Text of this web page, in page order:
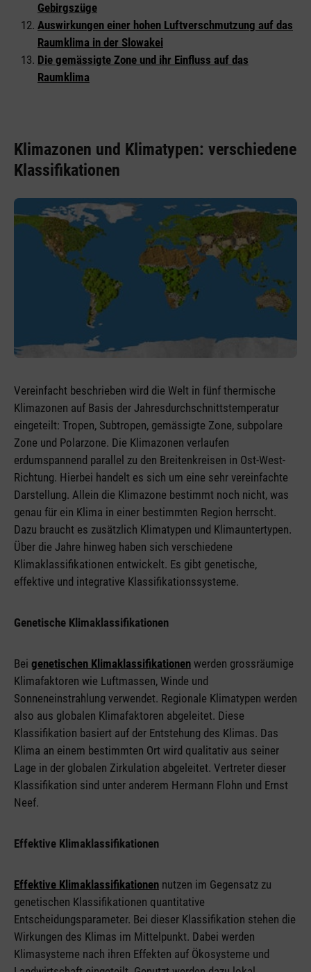
Gebirgszüge
Auswirkungen einer hohen Luftverschmutzung auf das
Raumklima in der Slowakei
Die gemässigte Zone und ihr Einfluss auf das
Raumklima
Klimazonen und Klimatypen: verschiedene
Klassifikationen
Vereinfacht beschrieben wird die Welt in fünf thermische
Klimazonen auf Basis der Jahresdurchschnittstemperatur
eingeteilt: Tropen, Subtropen, gemässigte Zone, subpolare
Zone und Polarzone. Die Klimazonen verlaufen
erdumspannend parallel zu den Breitenkreisen in Ost-West-
Richtung. Hierbei handelt es sich um eine sehr vereinfachte
Darstellung. Allein die Klimazone bestimmt noch nicht, was
genau für ein Klima in einer bestimmten Region herrscht.
Dazu braucht es zusätzlich Klimatypen und Klimauntertypen.
Über die Jahre hinweg haben sich verschiedene
Klimaklassifikationen entwickelt. Es gibt genetische,
effektive und integrative Klassifikationssysteme.
Genetische Klimaklassifikationen
Bei genetischen Klimaklassifikationen werden grossräumige
Klimafaktoren wie Luftmassen, Winde und
Sonneneinstrahlung verwendet. Regionale Klimatypen werden
also aus globalen Klimafaktoren abgeleitet. Diese
Klassifikation basiert auf der Entstehung des Klimas. Das
Klima an einem bestimmten Ort wird qualitativ aus seiner
Lage in der globalen Zirkulation abgeleitet. Vertreter dieser
Klassifikation sind unter anderem Hermann Flohn und Ernst
Neef.
Effektive Klimaklassifikationen
Effektive Klimaklassifikationen nutzen im Gegensatz zu
genetischen Klassifikationen quantitative
Entscheidungsparameter. Bei dieser Klassifikation stehen die
Wirkungen des Klimas im Mittelpunkt. Dabei werden
Klimasysteme nach ihren Effekten auf Ökosysteme und